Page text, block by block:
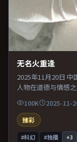
无名火重逢
2025年11月20日 中
人物在道德与情感
欢烧脑与推理的观
力不俗。
100K 2025-11-
臻彩
#科幻 #独播 +3